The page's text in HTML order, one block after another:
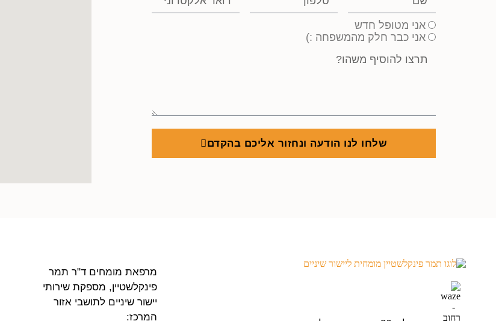
אני מטופל חדש
אני כבר חלק מהמשפחה :)
שלחו לנו הודעה ונחזור אליכם בהקדם
מרפאת מומחים ד"ר תמר
פינקלשטיין, מספקת שירותי
יישור שיניים לתושבי אזור
המרכז: